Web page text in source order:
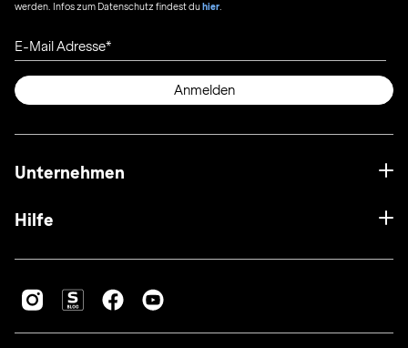
werden. Infos zum Datenschutz findest duhier
E-Mail Adresse
Anmelden
Unternehmen
Hilfe